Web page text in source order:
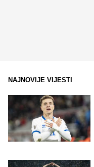
NAJNOVIJE VIJESTI